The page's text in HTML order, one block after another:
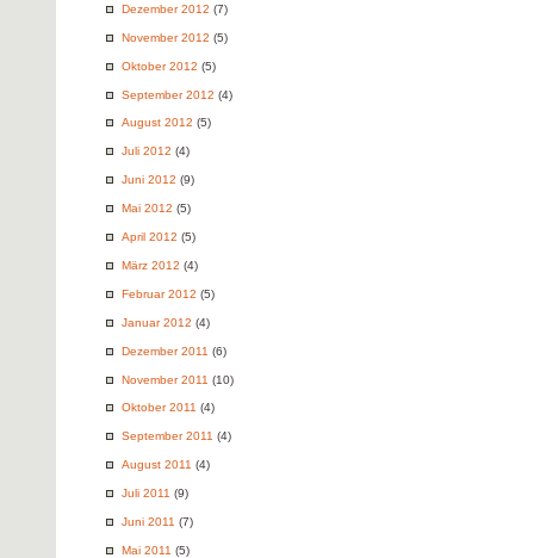
Dezember 2012 (7)
November 2012 (5)
Oktober 2012 (5)
September 2012 (4)
August 2012 (5)
Juli 2012 (4)
Juni 2012 (9)
Mai 2012 (5)
April 2012 (5)
März 2012 (4)
Februar 2012 (5)
Januar 2012 (4)
Dezember 2011 (6)
November 2011 (10)
Oktober 2011 (4)
September 2011 (4)
August 2011 (4)
Juli 2011 (9)
Juni 2011 (7)
Mai 2011 (5)